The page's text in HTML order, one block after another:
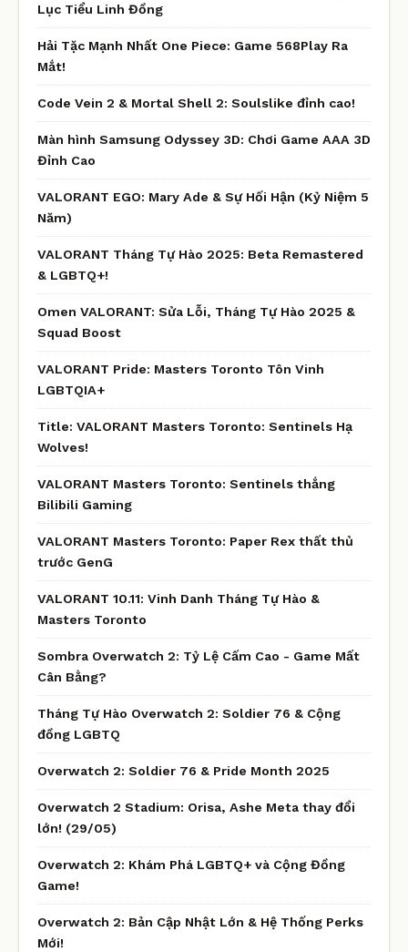
Lục Tiểu Linh Đồng
Hải Tặc Mạnh Nhất One Piece: Game 568Play Ra
Mắt!
Code Vein 2 & Mortal Shell 2: Soulslike đỉnh cao!
Màn hình Samsung Odyssey 3D: Chơi Game AAA 3D
Đỉnh Cao
VALORANT EGO: Mary Ade & Sự Hối Hận (Kỷ Niệm 5
Năm)
VALORANT Tháng Tự Hào 2025: Beta Remastered
& LGBTQ+!
Omen VALORANT: Sửa Lỗi, Tháng Tự Hào 2025 &
Squad Boost
VALORANT Pride: Masters Toronto Tôn Vinh
LGBTQIA+
Title: VALORANT Masters Toronto: Sentinels Hạ
Wolves!
VALORANT Masters Toronto: Sentinels thắng
Bilibili Gaming
VALORANT Masters Toronto: Paper Rex thất thủ
trước GenG
VALORANT 10.11: Vinh Danh Tháng Tự Hào &
Masters Toronto
Sombra Overwatch 2: Tỷ Lệ Cấm Cao - Game Mất
Cân Bằng?
Tháng Tự Hào Overwatch 2: Soldier 76 & Cộng
đồng LGBTQ
Overwatch 2: Soldier 76 & Pride Month 2025
Overwatch 2 Stadium: Orisa, Ashe Meta thay đổi
lớn! (29/05)
Overwatch 2: Khám Phá LGBTQ+ và Cộng Đồng
Game!
Overwatch 2: Bản Cập Nhật Lớn & Hệ Thống Perks
Mới!